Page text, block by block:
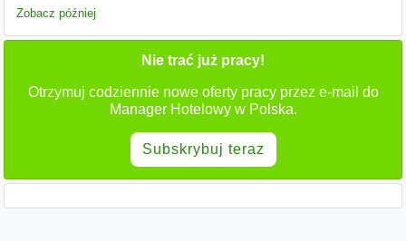
Zobacz później
Nie trać już pracy!
Otrzymuj codziennie nowe oferty pracy przez e-mail do
Manager Hotelowy w Polska.
Subskrybuj teraz